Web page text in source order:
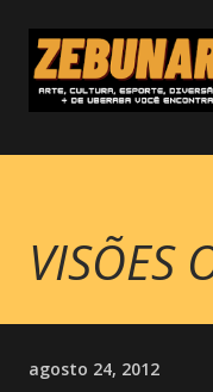
Pular
VISÕES
agosto 24, 2012